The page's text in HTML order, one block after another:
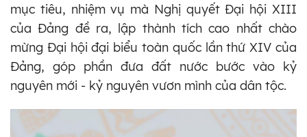
mục tiêu, nhiệm vụ mà Nghị quyết Đại hội XIII
của Đảng đề ra, lập thành tích cao nhất chào
mừng Đại hội đại biểu toàn quốc lần thứ XIV của
Đảng, góp phần đưa đất nước bước vào kỷ
nguyên mới - kỷ nguyên vươn mình của dân tộc.